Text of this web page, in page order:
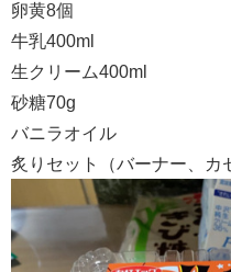
卵黄8個
牛乳400ml
生クリーム400ml
砂糖70g
バニラオイル
炙りセット（バーナー、カ